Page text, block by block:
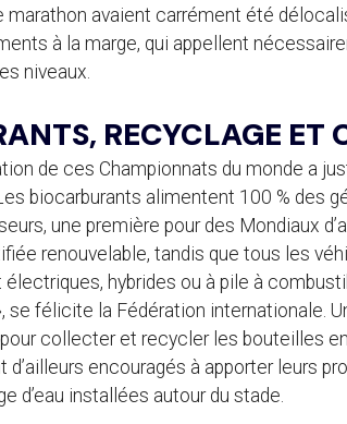
marathon avaient carrément été
à la marge, qui appellent
niveaux.
RECYCLAGE ET
de ces Championnats du monde a
biocarburants alimentent 100 % des
une première pour des Mondiaux
renouvelable, tandis que tous les
hybrides ou à pile à
se félicite la Fédération internationale.
collecter et recycler les bouteilles
encouragés à apporter leurs
d’eau installées autour du stade.